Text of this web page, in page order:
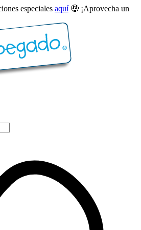
especiales aquí🤑 ¡Aprovecha un